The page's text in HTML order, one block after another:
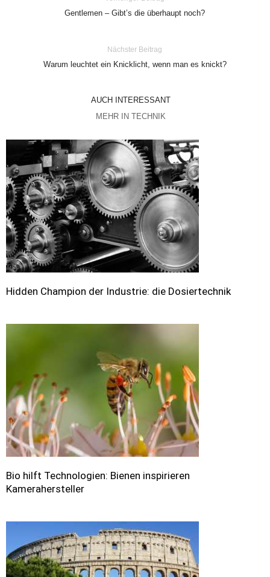
Gentlemen – Gibt’s die überhaupt noch?
Nächster Beitrag
Warum leuchtet ein Knicklicht, wenn man es knickt?
AUCH INTERESSANT
MEHR IN TECHNIK
Hidden Champion der Industrie: die Dosiertechnik
Bio hilft Technologien: Bienen inspirieren
Kamerahersteller